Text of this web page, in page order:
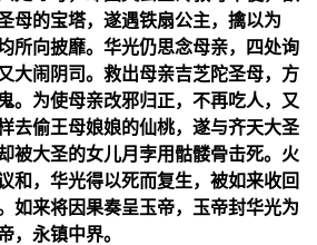
母的宝塔，遂遇铁扇公主，擒以为
所向披靡。华光仍思念母亲，四处询
大闹阴司。救出母亲吉芝陀圣母，方
。为使母亲改邪归正，不再吃人，又
去偷王母娘娘的仙桃，遂与齐天大圣
被大圣的女儿月孛用骷髅骨击死。火
和，华光得以死而复生，被如来收回
如来将因果奏呈玉帝，玉帝封华光为
，永镇中界。